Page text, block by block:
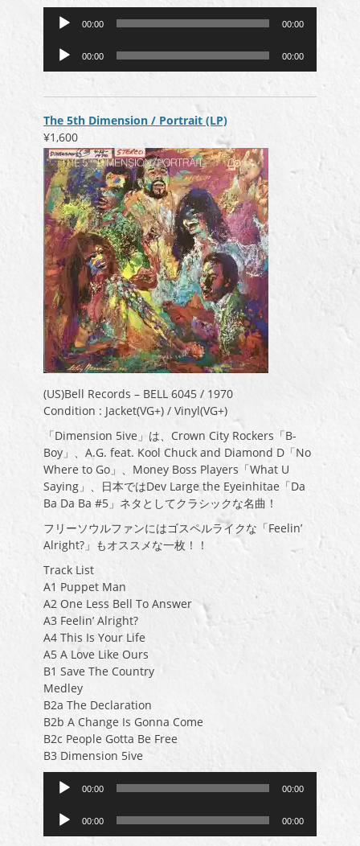
ヤ
ー
00:00 00:00
レ
ー
ヤ
ー
00:00 00:00
The 5th Dimension / Portrait (LP)
¥1,600
(US)Bell Records – BELL 6045 / 1970
Condition : Jacket(VG+) / Vinyl(VG+)
「Dimension 5ive」は、Crown City Rockers「B-
Boy」、A.G. feat. Kool Chuck and Diamond D「No
Where to Go」、Money Boss Players「What U
Saying」、日本ではDev Large the Eyeinhitae「Da
Ba Da Ba #5」ネタとしてクラシックな名曲！
フリーソウルファンにはゴスペルライクな「Feelin’
Alright?」もオススメな一枚！！
Track List
A1 Puppet Man
A2 One Less Bell To Answer
A3 Feelin’ Alright?
A4 This Is Your Life
A5 A Love Like Ours
B1 Save The Country
Medley
B2a The Declaration
B2b A Change Is Gonna Come
B2c People Gotta Be Free
B3 Dimension 5ive
00:00 00:00
00:00 00:00